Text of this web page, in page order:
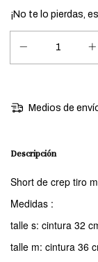
¡No te lo pierdas,
Medios de
Descripción
Short de crep tiro
Medidas :
talle s: cintura 32
talle m: cintura 36